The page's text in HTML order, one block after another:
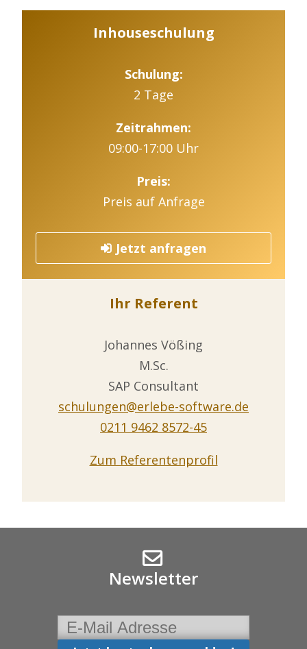
Inhouseschulung
Schulung:
2 Tage
Zeitrahmen:
09:00-17:00 Uhr
Preis:
Preis auf Anfrage
Jetzt anfragen
Ihr Referent
Johannes Vößing
M.Sc.
SAP Consultant
schulungen@erlebe-software.de
0211 9462 8572-45
Zum Referentenprofil
Newsletter